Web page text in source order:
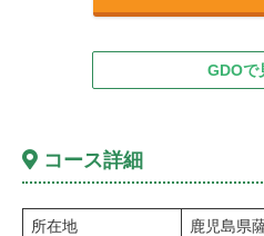
GDOで
コース詳細
所在地 鹿児島県